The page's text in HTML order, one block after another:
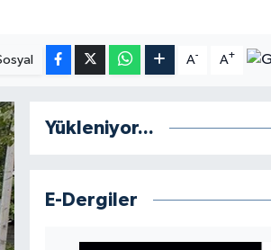
A- A+
Yükleniyor...
E-Dergiler